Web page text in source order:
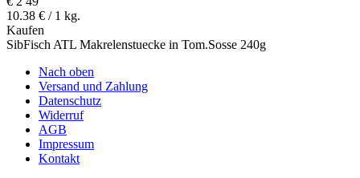
10.38 € / 1 kg.
Kaufen
SibFisch ATL Makrelenstuecke in Tom.Sosse 240g
Nach oben
Versand und Zahlung
Datenschutz
Widerruf
AGB
Impressum
Kontakt